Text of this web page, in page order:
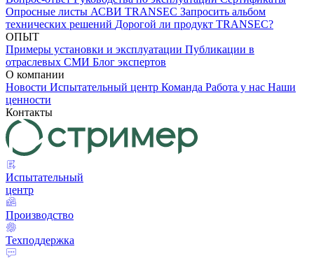
Опросные листы АСВИ TRANSEC Запросить альбом
технических решений Дорогой ли продукт TRANSEC?
ОПЫТ
Примеры установки и эксплуатации Публикации в
отраслевых СМИ Блог экспертов
О компании
Новости Испытательный центр Команда Работа у нас Наши
ценности
Контакты
Испытательный
центр
Производство
Техподдержка